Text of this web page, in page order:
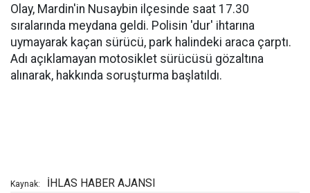
Olay, Mardin'in Nusaybin ilçesinde saat 17.30
sıralarında meydana geldi. Polisin 'dur' ihtarına
uymayarak kaçan sürücü, park halindeki araca çarptı.
Adı açıklamayan motosiklet sürücüsü gözaltına
alınarak, hakkında soruşturma başlatıldı.
Kaynak: İHLAS HABER AJANSI